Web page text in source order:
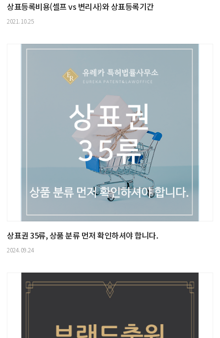
상표등록비용(셀프 vs 변리사)와 상표등록기간
2021.10.25
상표권 35류, 상품 분류 먼저 확인하셔야 합니다.
2024.09.24